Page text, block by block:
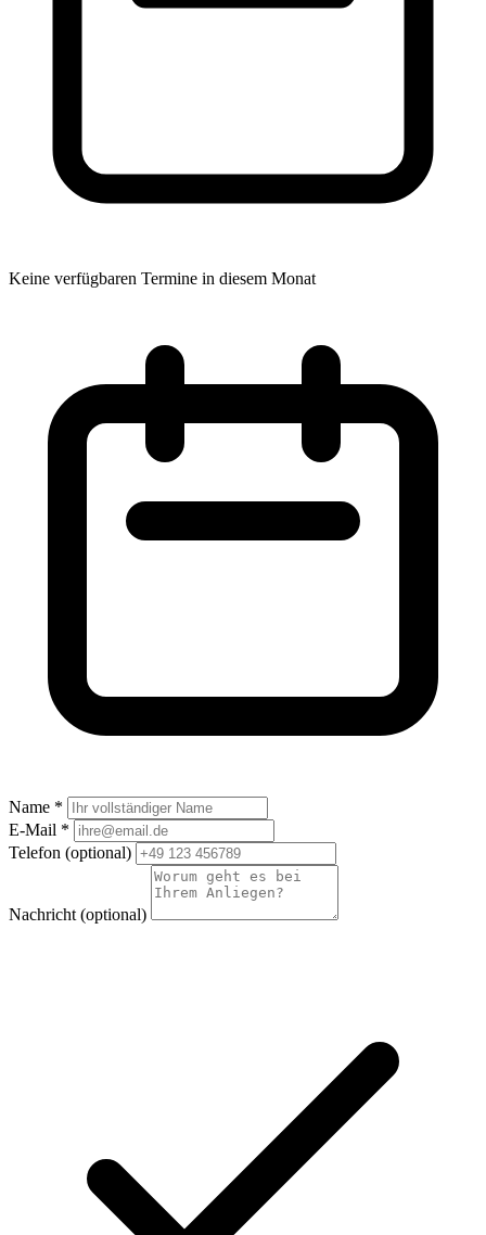
Keine verfügbaren Termine in diesem Monat
Name *
E-Mail *
Telefon (optional)
Nachricht (optional)